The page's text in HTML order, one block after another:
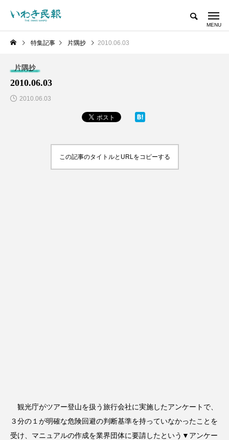
特集記事 片隅抄 2010.06.03
片隅抄
2010.06.03
2010.06.03
この記事のタイトルとURLをコピーする
観光庁がツアー登山を扱う旅行会社に実施したアンケートで、
３分の１が明確な危険回避の判断基準を持っていなかったことを
受け、マニュアルの作成を業界団体に要請したという▼アンケー